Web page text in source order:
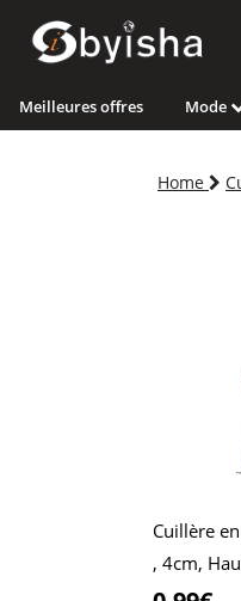
Meilleures offres Mode
Home
Cuillère
, 4cm,
Durable et